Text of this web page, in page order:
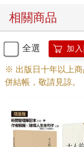
熱騰騰的咖啡，搭
在榻榻米上，一家
莊嚴，彷彿委婉地
跡。
長大之後，我才知
那份恭謹裡學到對
大人在咖啡中品嚐
相關商品
全選 加
※ 出版日十年以上商
併結帳，敬請見諒。